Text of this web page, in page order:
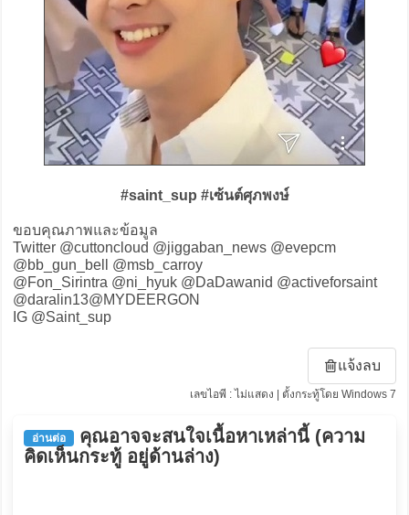
#saint_sup #เซ้นต์ศุภพงษ์
ขอบคุณภาพและข้อมูล
Twitter @cuttoncloud @jiggaban_news @evepcm
@bb_gun_bell @msb_carroy
@Fon_Sirintra @ni_hyuk @DaDawanid @activeforsaint
@daralin13@MYDEERGON
IG @Saint_sup
แจ้งลบ
เลขไอพี : ไม่แสดง | ตั้งกระทู้โดย Windows 7
อ่านต่อ
คุณอาจจะสนใจเนื้อหาเหล่านี้ (ความ
คิดเห็นกระทู้ อยู่ด้านล่าง)